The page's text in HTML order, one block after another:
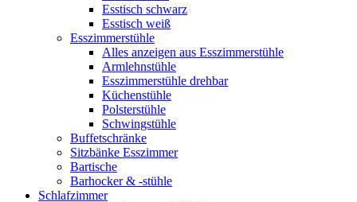
Esstisch schwarz
Esstisch weiß
Esszimmerstühle
Alles anzeigen aus Esszimmerstühle
Armlehnstühle
Esszimmerstühle drehbar
Küchenstühle
Polsterstühle
Schwingstühle
Buffetschränke
Sitzbänke Esszimmer
Bartische
Barhocker & -stühle
Schlafzimmer